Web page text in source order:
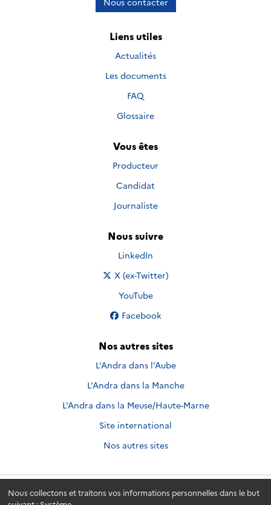
Nous collectons et traitons vos informations personnelles dans le but
Liens utiles
Actualités
Les documents
FAQ
Glossaire
Vous êtes
Producteur
Candidat
Journaliste
Nous suivre
Nous suivre sur
LinkedIn
Nous suivre sur
X (ex-Twitter)
Nous suivre sur
YouTube
Nous suivre sur
Facebook
Nos autres sites
L'Andra dans l'Aube
L'Andra dans la Manche
L'Andra dans la Meuse/Haute-Marne
Site international
Nos autres sites
Andra.fr © 2026 - Andra. Tous droits réservés.